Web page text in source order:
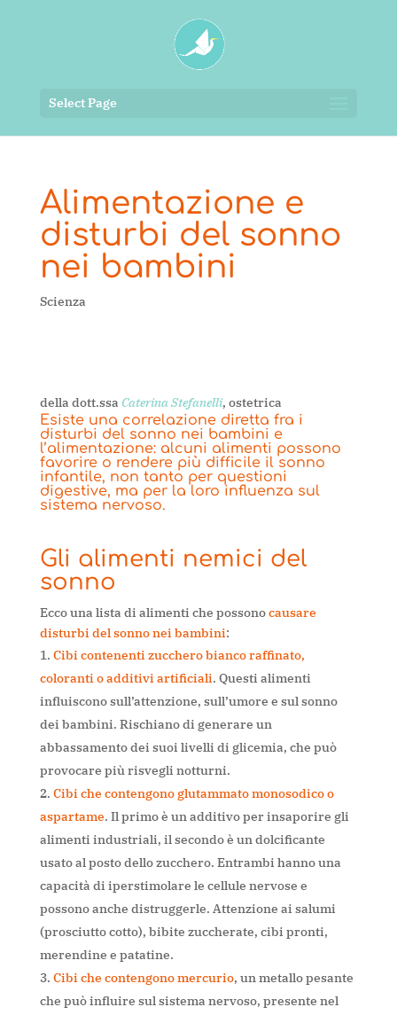
Select Page
Alimentazione e
disturbi del sonno
nei bambini
Scienza
della dott.ssa Caterina Stefanelli, ostetrica
Esiste una correlazione diretta fra i
disturbi del sonno nei bambini e
l’alimentazione: alcuni alimenti possono
favorire o rendere più difficile il sonno
infantile, non tanto per questioni
digestive, ma per la loro influenza sul
sistema nervoso.
Gli alimenti nemici del
sonno
Ecco una lista di alimenti che possonocausare
disturbi del sonno nei bambini:
Cibi contenenti zucchero bianco raffinato,
coloranti o additivi artificiali. Questi alimenti
influiscono sull’attenzione, sull’umore e sul sonno
dei bambini. Rischiano di generare un
abbassamento dei suoi livelli di glicemia, che può
provocare più risvegli notturni.
Cibi che contengono glutammato monosodico o
aspartame. Il primo è un additivo per insaporire gli
alimenti industriali, il secondo è un dolcificante
usato al posto dello zucchero. Entrambi hanno una
capacità di iperstimolare le cellule nervose e
possono anche distruggerle. Attenzione ai salumi
(prosciutto cotto), bibite zuccherate, cibi pronti,
merendine e patatine.
Cibi che contengono mercurio, un metallo pesante
che può influire sul sistema nervoso, presente nel